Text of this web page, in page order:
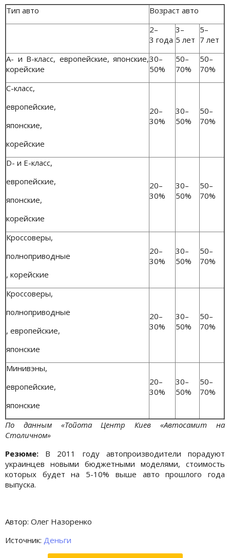
Тип авто
Возраст авто
2–
3 года
3–
5 лет
5–
7 лет
А- и В-класс, европейские, японские,
корейские
30–
50%
50–
70%
50–
70%
С-класс,
европейские,
японские,
корейские
20–
30%
30–
50%
50–
70%
D- и Е-класс,
европейские,
японские,
корейские
20–
30%
30–
50%
50–
70%
Кроссоверы,
полноприводные
, корейские
20–
30%
30–
50%
50–
70%
Кроссоверы,
полноприводные
, европейские,
японские
20–
30%
30–
50%
50–
70%
Минивэны,
европейские,
японские
20–
30%
30–
50%
50–
70%
По данным «Тойота Центр Киев «Автосамит на
Столичном»
Резюме: В 2011 году автопроизводители порадуют
украинцев новыми бюджетными моделями, стоимость
которых будет на 5-10% выше авто прошлого года
выпуска.
Автор: Олег Назоренко
Источник: Деньги